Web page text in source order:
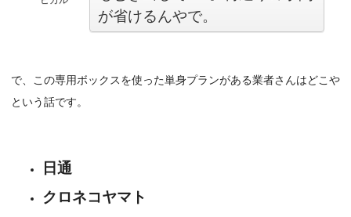
が省けるんやで。
で、この専用ボックスを使った単身プランがある業者さんはどこや
という話です。
日通
クロネコヤマト